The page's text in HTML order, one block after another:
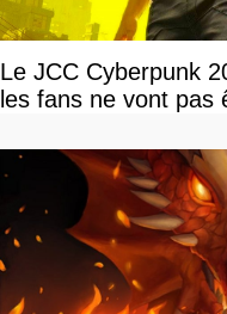
Le JCC Cyberpunk
les fans ne vont pas